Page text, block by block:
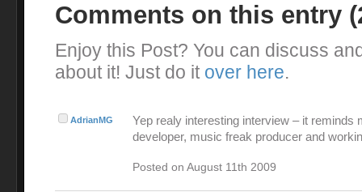
Comments on this entry
Enjoy this Post? You can discuss
about it! Just do it over here.
AdrianMG
Yep realy interesting interview – it reminds
developer, music freak producer and
Posted on August 11th 2009